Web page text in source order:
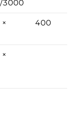
3000
400